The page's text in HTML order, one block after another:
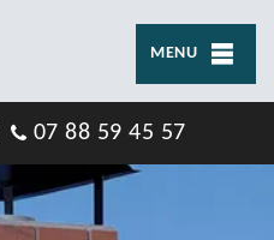
MENU
07 88 59 45 57